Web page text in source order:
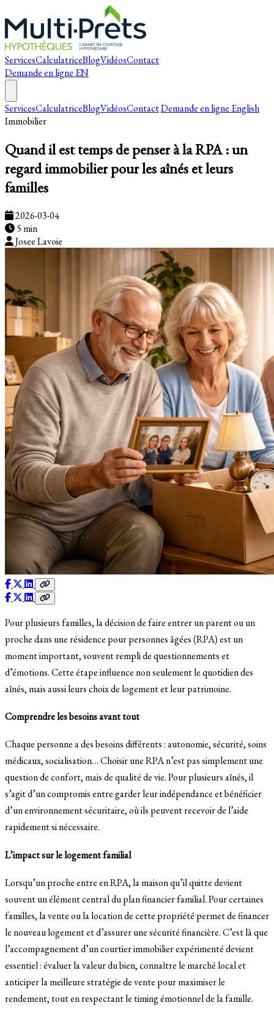
ServicesCalculatriceBlogVidéosContact
Demande en ligne EN
ServicesCalculatriceBlogVidéosContactDemande en ligne English
Immobilier
Quand il est temps de penser à la RPA : un
regard immobilier pour les aînés et leurs
familles
2026-03-04
5 min
Josee Lavoie
Pour plusieurs familles, la décision de faire entrer un parent ou un
proche dans une résidence pour personnes âgées (RPA) est un
moment important, souvent rempli de questionnements et
d’émotions. Cette étape influence non seulement le quotidien des
aînés, mais aussi leurs choix de logement et leur patrimoine.
Comprendre les besoins avant tout
Chaque personne a des besoins différents : autonomie, sécurité, soins
médicaux, socialisation… Choisir une RPA n’est pas simplement une
question de confort, mais de qualité de vie. Pour plusieurs aînés, il
s’agit d’un compromis entre garder leur indépendance et bénéficier
d’un environnement sécuritaire, où ils peuvent recevoir de l’aide
rapidement si nécessaire.
L’impact sur le logement familial
Lorsqu’un proche entre en RPA, la maison qu’il quitte devient
souvent un élément central du plan financier familial. Pour certaines
familles, la vente ou la location de cette propriété permet de financer
le nouveau logement et d’assurer une sécurité financière. C’est là que
l’accompagnement d’un courtier immobilier expérimenté devient
essentiel : évaluer la valeur du bien, connaître le marché local et
anticiper la meilleure stratégie de vente pour maximiser le
rendement, tout en respectant le timing émotionnel de la famille.